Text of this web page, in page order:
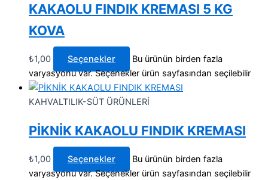
KAKAOLU FINDIK KREMASI 5 KG
KOVA
₺1,00 Seçenekler
Bu ürünün birden fazla
varyasyonu var. Seçenekler ürün sayfasından seçilebilir
KAHVALTILIK-SÜT ÜRÜNLERİ
PİKNİK KAKAOLU FINDIK KREMASI
₺1,00 Seçenekler
Bu ürünün birden fazla
varyasyonu var. Seçenekler ürün sayfasından seçilebilir